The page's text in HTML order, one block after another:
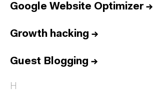
Google Website Optimizer→
Growth hacking →
Guest Blogging →
H